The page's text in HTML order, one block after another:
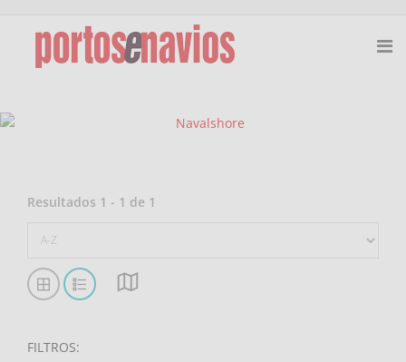
Resultados 1 - 1 de 1
FILTROS: